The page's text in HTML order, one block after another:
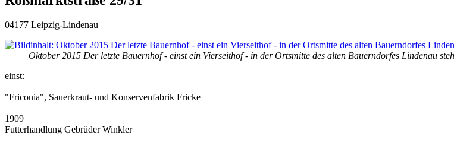
04177 Leipzig-Lindenau
Oktober 2015 Der letzte Bauernhof - einst ein Vierseithof - in der Ortsmitte des alten Bauerndorfes Lindenau
einst:
"Friconia", Sauerkraut- und Konservenfabrik Fricke
1909
Futterhandlung Gebrüder Winkler